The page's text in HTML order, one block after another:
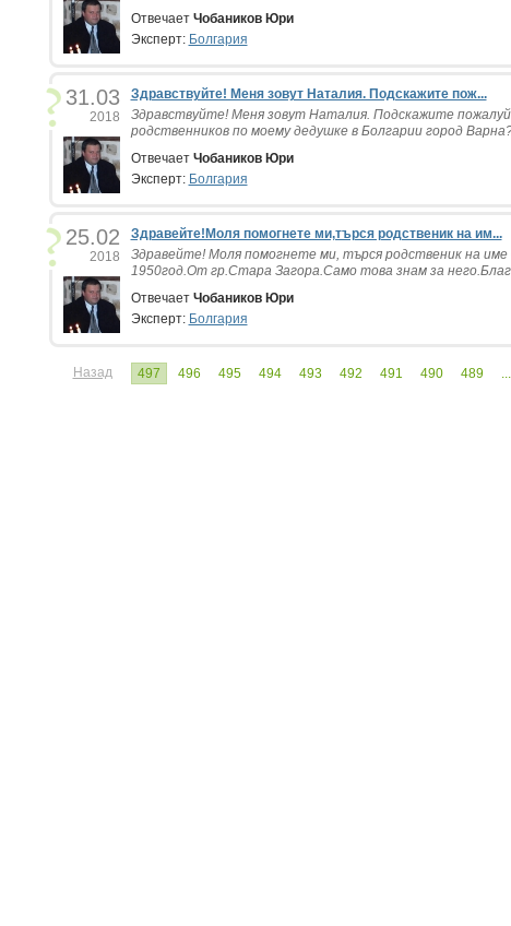
Отвечает Чобаников Юри
Эксперт: Болгария
31.03
2018
Здравствуйте! Меня зовут Наталия. Подскажите пож...
Здравствуйте! Меня зовут Наталия. Подскажите
родственников по моему дедушке в Болгарии город
Отвечает Чобаников Юри
Эксперт: Болгария
25.02
2018
Здравейте!Моля помогнете ми,търся родственик на им...
Здравейте! Моля помогнете ми, търся родственик на
1950год.От гр.Стара Загора.Само това знам за
Отвечает Чобаников Юри
Эксперт: Болгария
Назад 497 496 495 494 493 492 491 490 489 ...